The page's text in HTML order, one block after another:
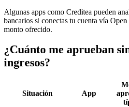
Algunas apps como Creditea pueden
bancarios si conectas tu cuenta vía
monto ofrecido.
¿Cuánto me aprueban
ingresos?
Situación App